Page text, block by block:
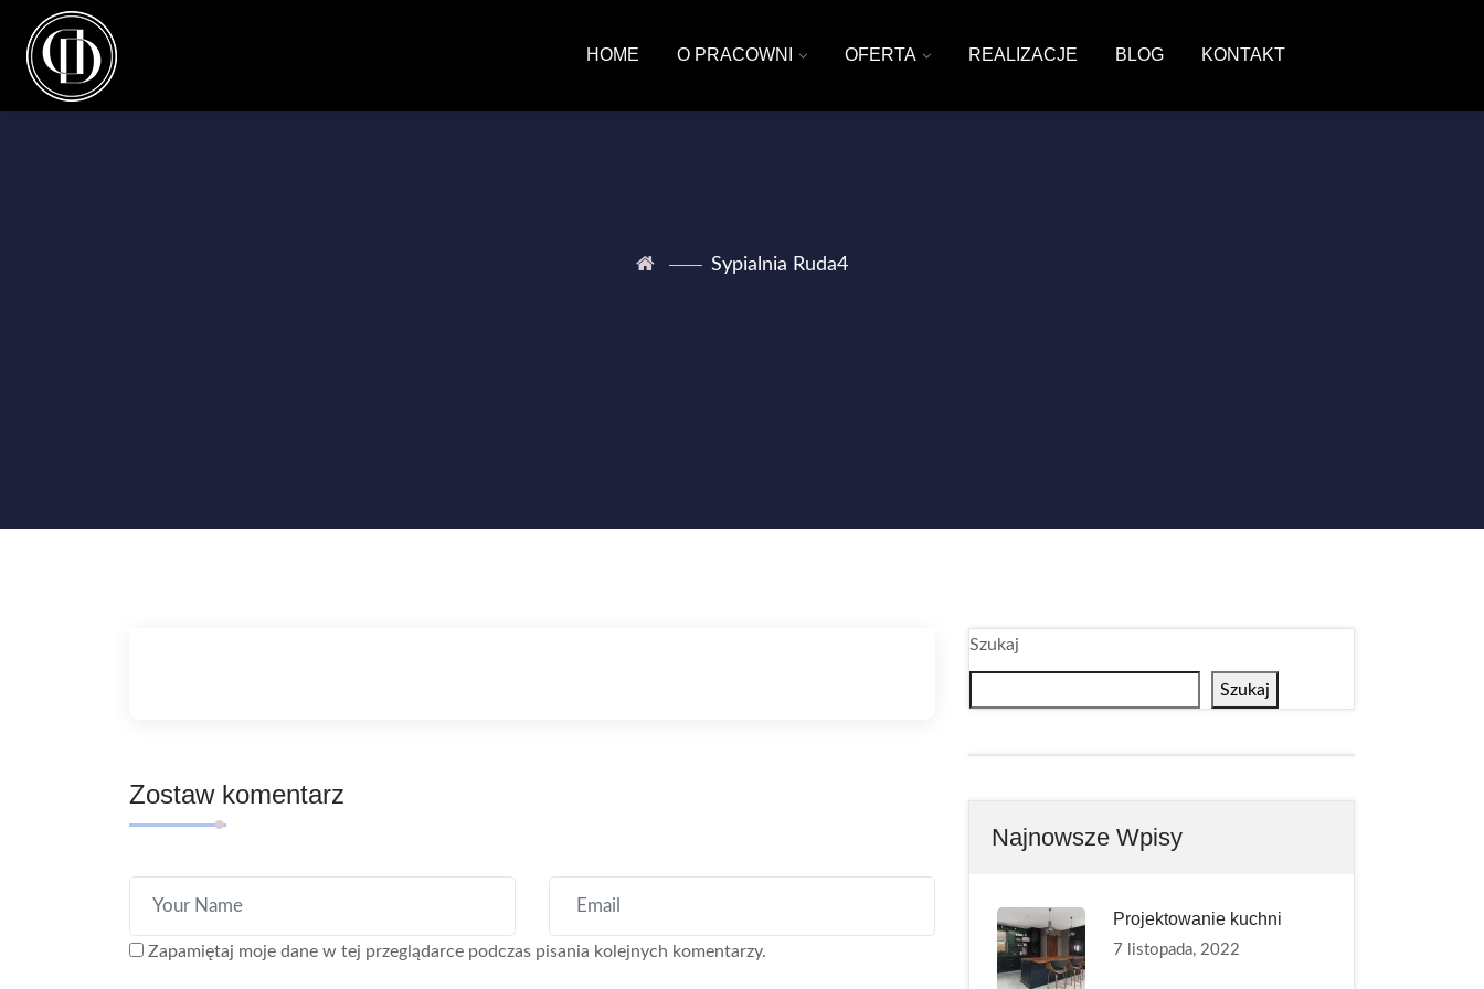
HOME O PRACOWNI OFERTA REALIZACJE BLOG KONTAKT
Sypialnia Ruda4
Zostaw komentarz
Zapamiętaj moje dane w tej przeglądarce podczas pisania kolejnych komentarzy.
Szukaj
Szukaj
Najnowsze Wpisy
Projektowanie kuchni
7 listopada, 2022